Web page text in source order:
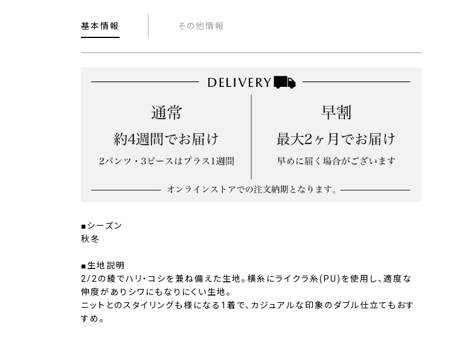
基本情報 その他情報
■シーズン
秋冬
■生地説明
2/2の綾でハリ・コシを兼ね備えた生地。横糸にライクラ糸(PU)を使用し、適度な
伸度がありシワにもなりにくい生地。
ニットとのスタイリングも様になる1着で、カジュアルな印象のダブル仕立てもおす
すめ。